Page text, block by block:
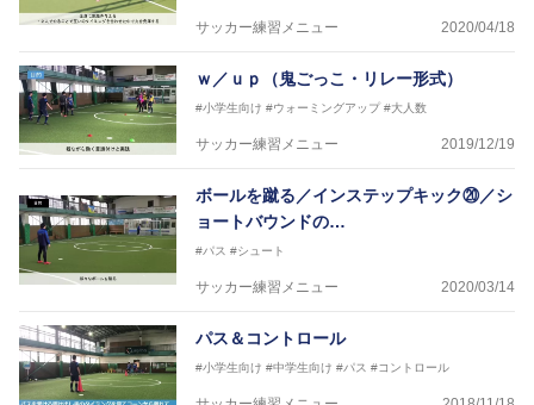
【指導歴】
ASV ペスカドーラ町田 監督、FC VIGORE 監督
日本サッカー協会公認B級ライセンス・日本サッカー
協会公認フットサルB級ライセンス
※全コーチボンフィンサッカースクール所属
サッカー練習メニュー 2020/04/18
ｗ／ｕｐ（鬼ごっこ・リレー形式）
#小学生向け #ウォーミングアップ #大人数
サッカー練習メニュー 2019/12/19
ボールを蹴る／インステップキック⑳／シ
ョートバウンドの…
#パス #シュート
サッカー練習メニュー 2020/03/14
パス＆コントロール
#小学生向け #中学生向け #パス #コントロール